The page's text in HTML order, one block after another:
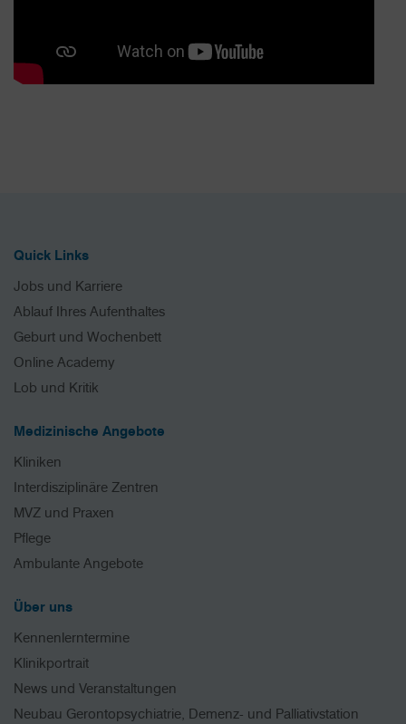
Quick Links
Jobs und Karriere
Ablauf Ihres Aufenthaltes
Geburt und Wochenbett
Online Academy
Lob und Kritik
Medizinische Angebote
Kliniken
Interdisziplinäre Zentren
MVZ und Praxen
Pflege
Ambulante Angebote
Über uns
Kennenlerntermine
Klinikportrait
News und Veranstaltungen
Neubau Gerontopsychiatrie, Demenz- und Palliativstation